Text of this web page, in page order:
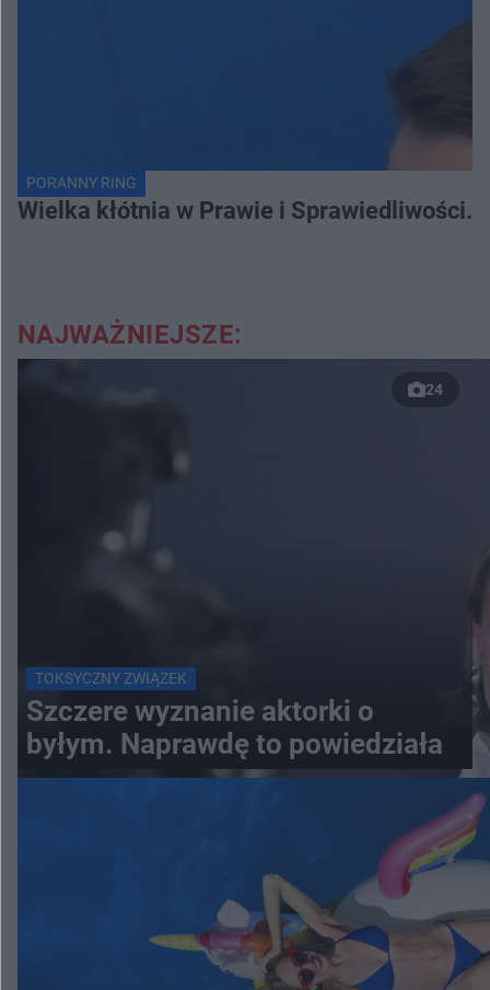
PORANNY RING
Wielka kłótnia w Prawie i Sprawiedliwości.
NAJWAŻNIEJSZE:
24
TOKSYCZNY ZWIĄZEK
Szczere wyznanie aktorki o
byłym. Naprawdę to powiedziała